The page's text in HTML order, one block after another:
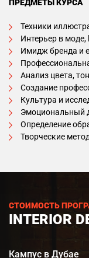
ПРЕДМЕТЫ КУРСА
Техники
Интерьер в моде,
Имидж бренда и
Анализ цвета,
Создание
Культура и
Эмоциональный
Определение
Творческие
СТОИМОСТЬ
INTERIOR
Кампус в Дубае